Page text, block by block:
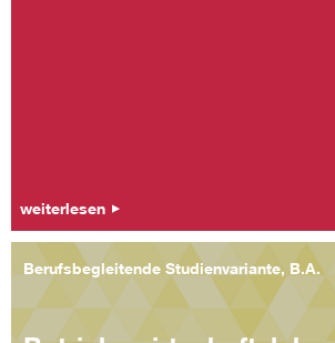
weiterlesen
Berufsbegleitende Studienvariante, B.A.